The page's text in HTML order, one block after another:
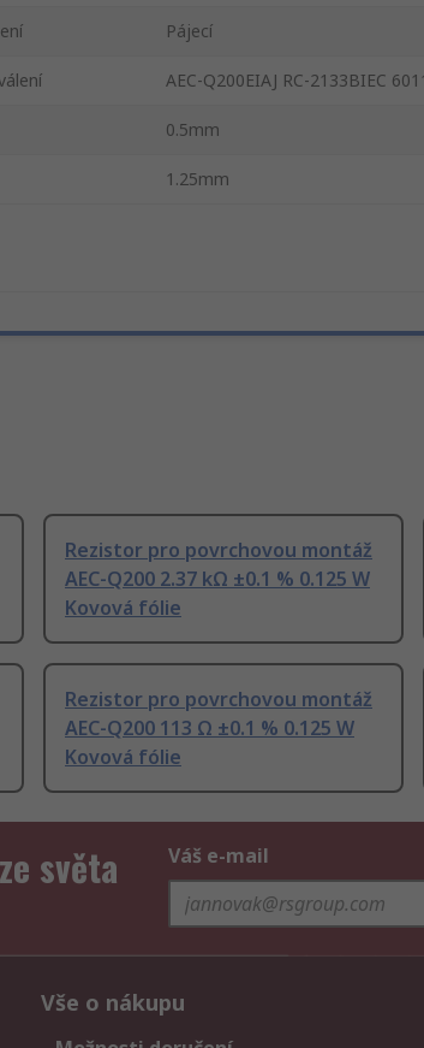
Pájecí
AEC-Q200EIAJ RC-2133BIEC
0.5mm
1.25mm
Rezistor pro povrchovou montáž
AEC-Q200 2.37 kΩ ±0.1 % 0.125 W
Kovová fólie
Rezistor pro povrchovou montáž
AEC-Q200 113 Ω ±0.1 % 0.125 W
Kovová fólie
světa
Váš e-mail
Vše o nákupu